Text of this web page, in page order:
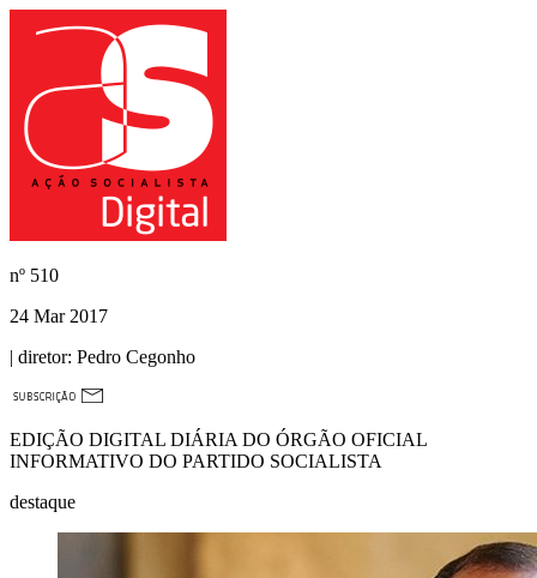
nº 510
24 Mar 2017
| diretor: Pedro Cegonho
EDIÇÃO DIGITAL DIÁRIA DO ÓRGÃO OFICIAL
INFORMATIVO DO PARTIDO SOCIALISTA
destaque